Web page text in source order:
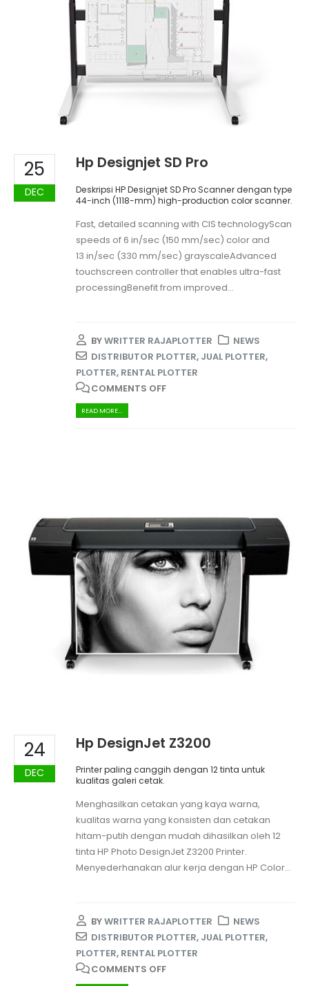
25
DEC
Hp Designjet SD Pro
Deskripsi HP Designjet SD Pro Scanner dengan type
44-inch (1118-mm) high-production color scanner.
Fast, detailed scanning with CIS technologyScan
speeds of 6 in/sec (150 mm/sec) color and
13 in/sec (330 mm/sec) grayscaleAdvanced
touchscreen controller that enables ultra-fast
processingBenefit from improved...
BYWRITTER RAJAPLOTTER
NEWS
DISTRIBUTOR PLOTTER, JUAL PLOTTER,
PLOTTER, RENTAL PLOTTER
COMMENTS OFF
READ MORE...
24
DEC
Hp DesignJet Z3200
Printer paling canggih dengan 12 tinta untuk
kualitas galeri cetak.
Menghasilkan cetakan yang kaya warna,
kualitas warna yang konsisten dan cetakan
hitam-putih dengan mudah dihasilkan oleh 12
tinta HP Photo DesignJet Z3200 Printer.
Menyederhanakan alur kerja dengan HP Color...
BYWRITTER RAJAPLOTTER
NEWS
DISTRIBUTOR PLOTTER, JUAL PLOTTER,
PLOTTER, RENTAL PLOTTER
COMMENTS OFF